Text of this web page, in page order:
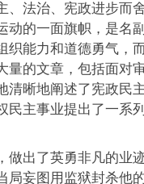
、法治、宪政进步而
动的一面旗帜，是名
织能力和道德勇气，
量的文章，包括面对
清晰地阐述了宪政民
民主事业提出了一系
做出了英勇非凡的业
局妄图用监狱封杀他